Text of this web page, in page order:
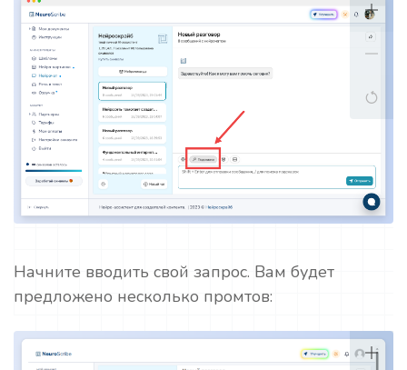
Начните вводить свой запрос. Вам будет
предложено несколько промтов: